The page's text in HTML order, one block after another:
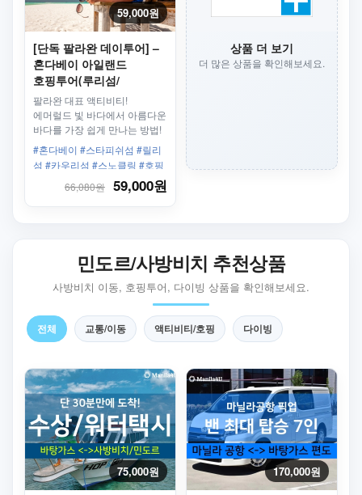
59,000원
[단독 팔라완 데이투어] –
혼다베이 아일랜드
호핑투어(루리섬/
카우리섬/스타피쉬섬)
팔라완 대표 액티비티!
에머럴드 빛 바다에서 아름다운
바다를 가장 쉽게 만나는 방법!
#혼다베이 #스타피쉬섬 #릴리
섬 #카우리섬 #스노클링 #호핑
투어 #단독투어 #픽업제공 #우
66,080원 59,000원
상품 더 보기
더 많은 상품을 확인해보세요.
민도르/사방비치 추천상품
사방비치 이동, 호핑투어, 다이빙 상품을 확인해보세요.
전체 교통/이동 액티비티/호핑 다이빙
75,000원 170,000원